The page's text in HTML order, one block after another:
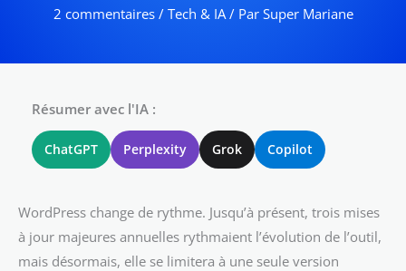
2 commentaires / Tech & IA/ Par Super Mariane
Résumer avec l'IA :
ChatGPT Perplexity Grok Copilot
WordPress change de rythme. Jusqu’à présent, trois mises
à jour majeures annuelles rythmaient l’évolution de l’outil,
mais désormais, elle se limitera à une seule version